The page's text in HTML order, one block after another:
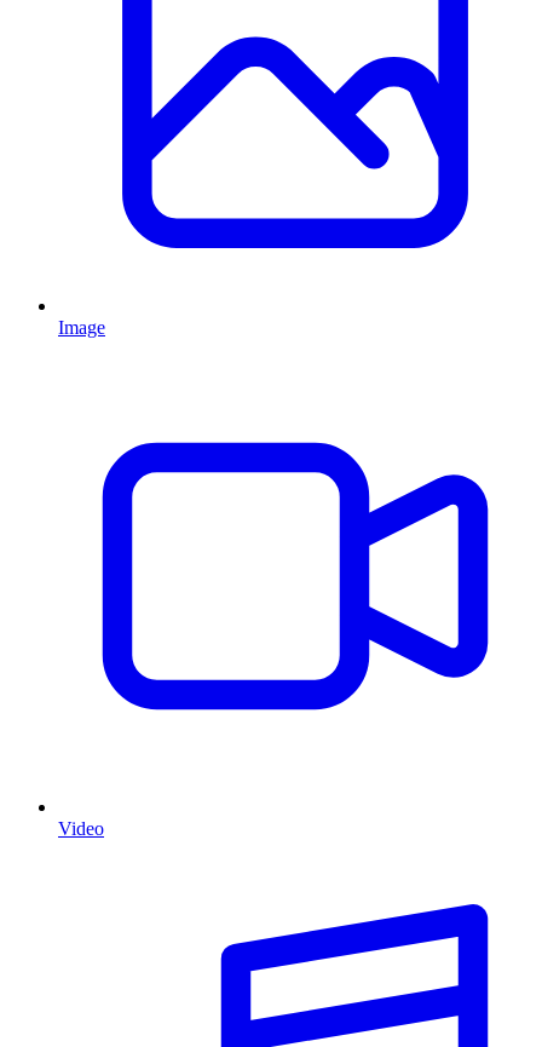
Image
Video